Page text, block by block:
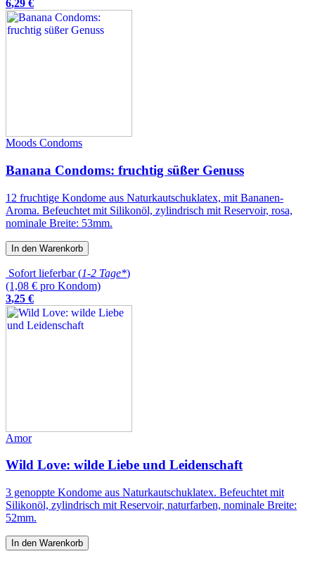
6,29 €
Moods Condoms
Banana Condoms: fruchtig süßer Genuss
12 fruchtige Kondome aus Naturkautschuklatex, mit Bananen-
Aroma. Befeuchtet mit Silikonöl, zylindrisch mit Reservoir, rosa,
nominale Breite: 53mm.
In den Warenkorb
Sofort lieferbar (1-2 Tage*)
(1,08 € pro Kondom)
3,25 €
Amor
Wild Love: wilde Liebe und Leidenschaft
3 genoppte Kondome aus Naturkautschuklatex. Befeuchtet mit
Silikonöl, zylindrisch mit Reservoir, naturfarben, nominale Breite:
52mm.
In den Warenkorb